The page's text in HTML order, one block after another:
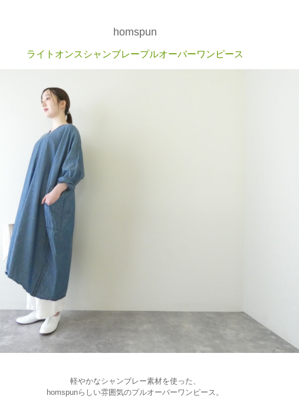
homspun
ライトオンスシャンブレープルオーバーワンピース
軽やかなシャンブレー素材を使った、
homspunらしい雰囲気のプルオーバーワンピース。